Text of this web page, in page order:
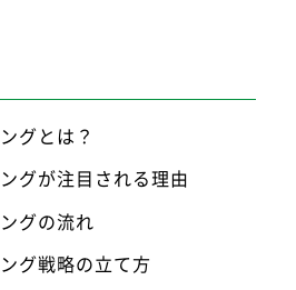
グとは？
グが注目される理由
グの流れ
グ戦略の立て方